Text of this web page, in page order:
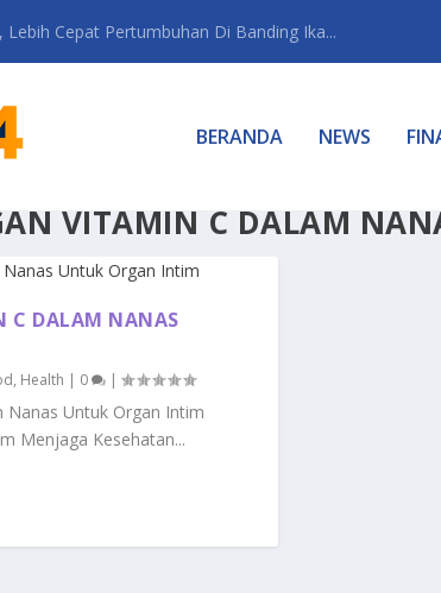
Lebih Cepat Pertumbuhan Di Banding Ika...
BERANDA NEWS
VITAMIN C DALAM
C DALAM NANAS
, Health | 0 |
Nanas Untuk Organ Intim
Menjaga Kesehatan...